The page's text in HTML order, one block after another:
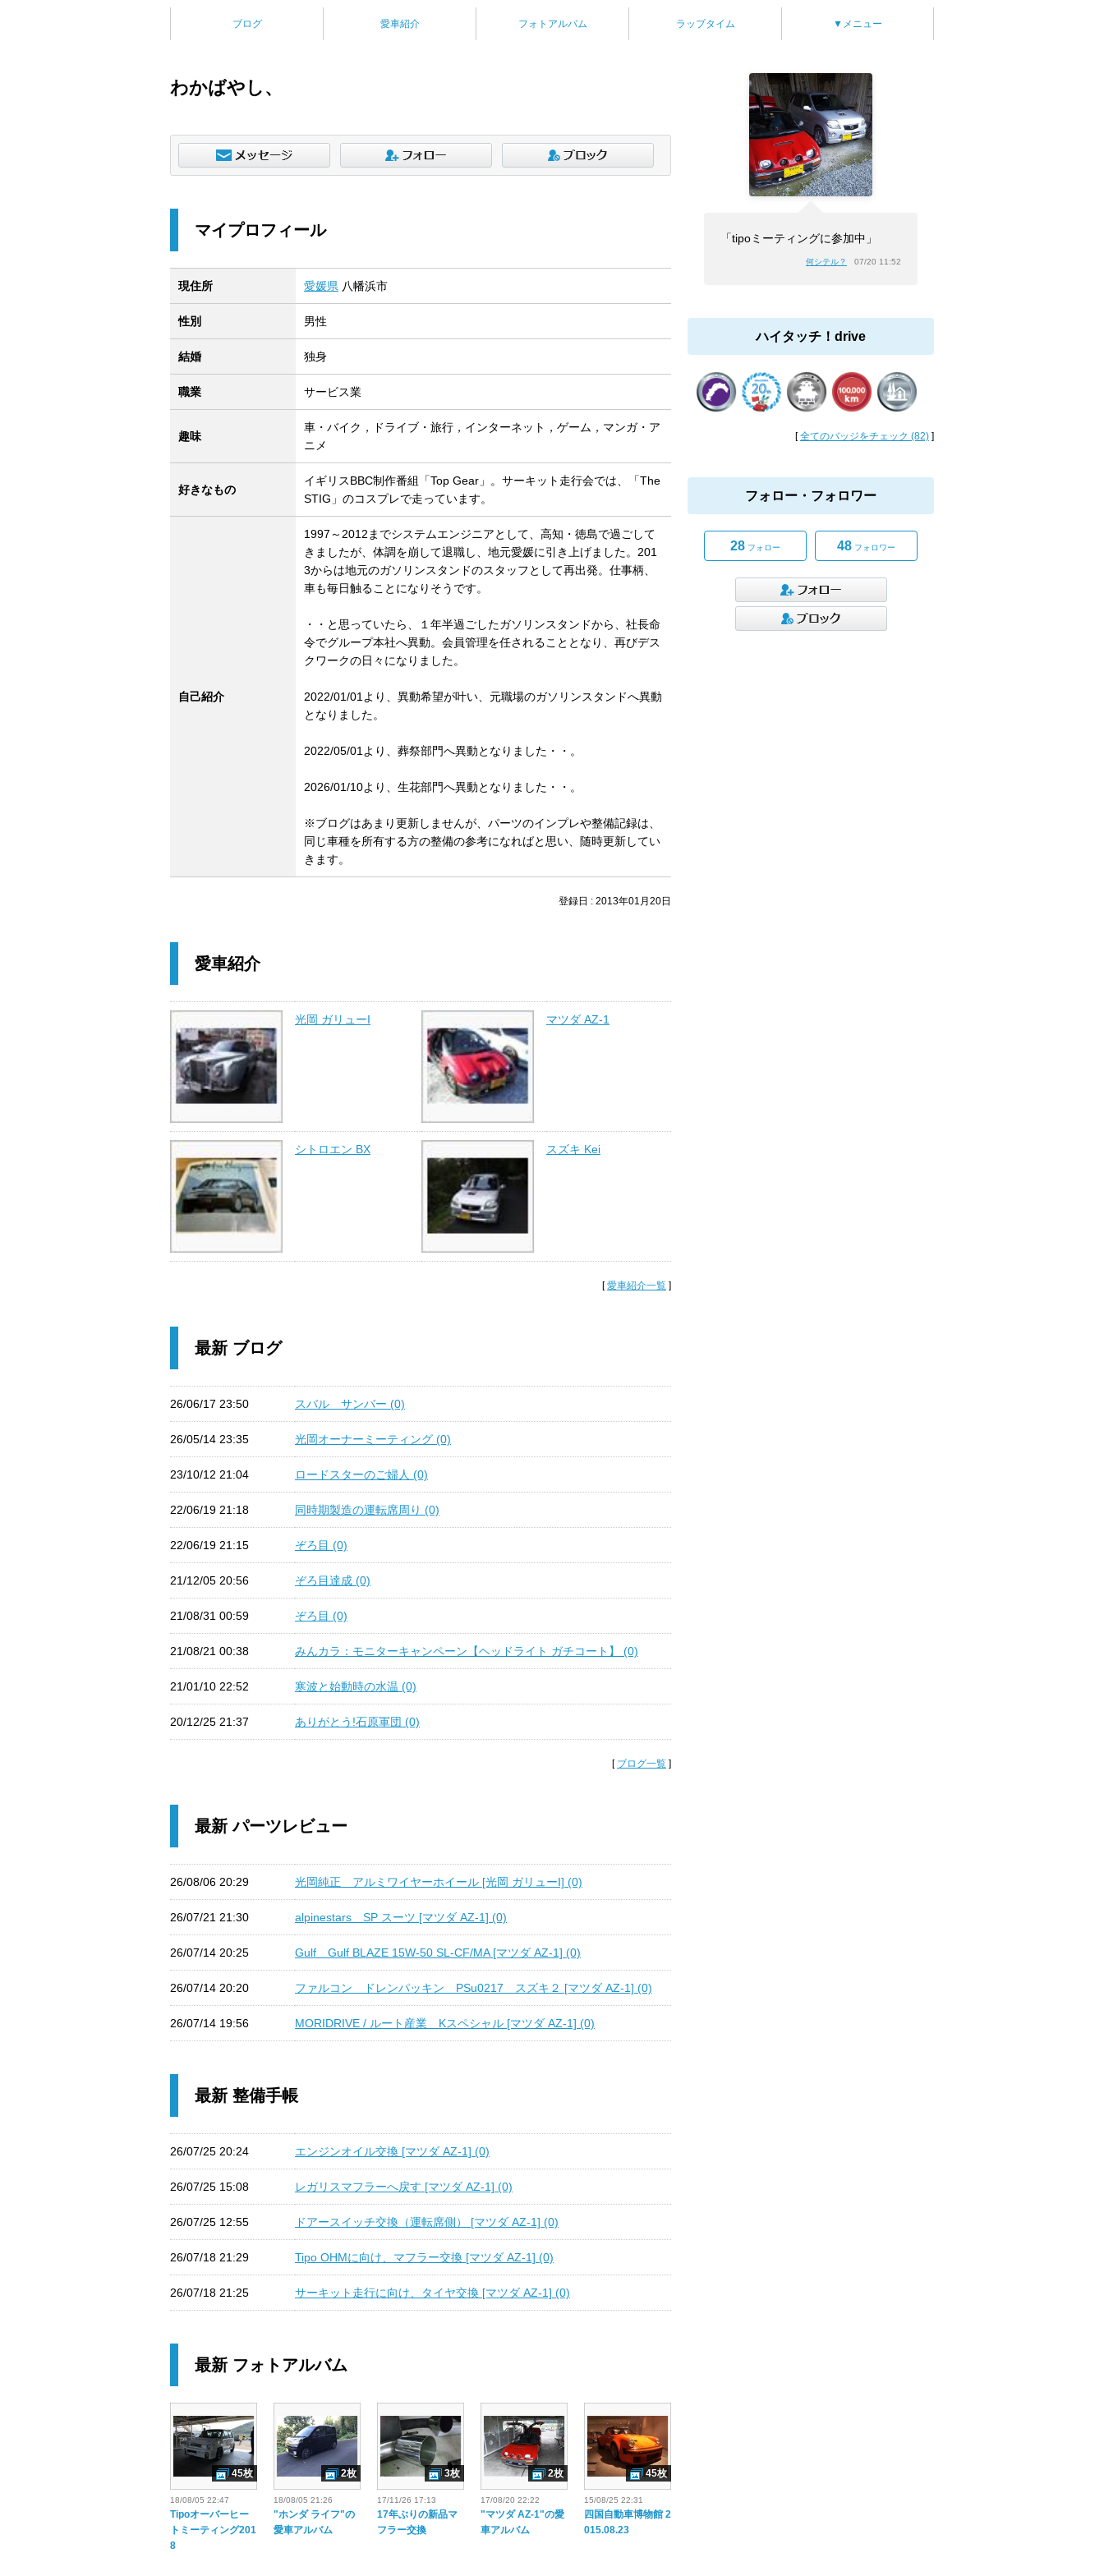
ブログ 愛車紹介 フォトアルバム ラップタイム ▼メニュー
わかばやし、
「tipoミーティングに参加中」
何シテル？ 07/20 11:52
ハイタッチ！drive
[全てのバッジをチェック (82) ]
フォロー・フォロワー
28 フォロー 48 フォロワー
マイプロフィール
現住所 愛媛県 八幡浜市
性別 男性
結婚 独身
職業 サービス業
趣味
車・バイク，ドライブ・旅行，インターネット，ゲーム，マンガ・ア
ニメ
好きなもの
イギリスBBC制作番組「Top Gear」。サーキット走行会では、「The
STIG」のコスプレで走っています。
自己紹介
1997～2012までシステムエンジニアとして、高知・徳島で過ごして
きましたが、体調を崩して退職し、地元愛媛に引き上げました。201
3からは地元のガソリンスタンドのスタッフとして再出発。仕事柄、
車も毎日触ることになりそうです。
・・と思っていたら、１年半過ごしたガソリンスタンドから、社長命
令でグループ本社へ異動。会員管理を任されることとなり、再びデス
クワークの日々になりました。
2022/01/01より、異動希望が叶い、元職場のガソリンスタンドへ異動
となりました。
2022/05/01より、葬祭部門へ異動となりました・・。
2026/01/10より、生花部門へ異動となりました・・。
※ブログはあまり更新しませんが、パーツのインプレや整備記録は、
同じ車種を所有する方の整備の参考になればと思い、随時更新してい
きます。
登録日 : 2013年01月20日
愛車紹介
光岡 ガリューI マツダ AZ-1
シトロエン BX スズキ Kei
[愛車紹介一覧 ]
最新 ブログ
26/06/17 23:50 スバル サンバー (0)
26/05/14 23:35 光岡オーナーミーティング (0)
23/10/12 21:04 ロードスターのご婦人 (0)
22/06/19 21:18 同時期製造の運転席周り (0)
22/06/19 21:15 ぞろ目 (0)
21/12/05 20:56 ぞろ目達成 (0)
21/08/31 00:59 ぞろ目 (0)
21/08/21 00:38 みんカラ：モニターキャンペーン【ヘッドライト ガチコート】 (0)
21/01/10 22:52 寒波と始動時の水温 (0)
20/12/25 21:37 ありがとう!石原軍団 (0)
[ ブログ一覧 ]
最新 パーツレビュー
26/08/06 20:29 光岡純正 アルミワイヤーホイール [光岡 ガリューI] (0)
26/07/21 21:30 alpinestars SP スーツ [マツダ AZ-1] (0)
26/07/14 20:25 Gulf Gulf BLAZE 15W-50 SL-CF/MA [マツダ AZ-1] (0)
26/07/14 20:20 ファルコン ドレンパッキン PSu0217 スズキ２ [マツダ AZ-1] (0)
26/07/14 19:56 MORIDRIVE / ルート産業 Kスペシャル [マツダ AZ-1] (0)
最新 整備手帳
26/07/25 20:24 エンジンオイル交換 [マツダ AZ-1] (0)
26/07/25 15:08 レガリスマフラーへ戻す [マツダ AZ-1] (0)
26/07/25 12:55 ドアースイッチ交換（運転席側） [マツダ AZ-1] (0)
26/07/18 21:29 Tipo OHMに向け、マフラー交換 [マツダ AZ-1] (0)
26/07/18 21:25 サーキット走行に向け、タイヤ交換 [マツダ AZ-1] (0)
最新 フォトアルバム
18/08/05 22:47
Tipoオーバーヒー
トミーティング201
8
45枚
18/08/05 21:26
"ホンダ ライフ"の
愛車アルバム
2枚
17/11/26 17:13
17年ぶりの新品マ
フラー交換
3枚
17/08/20 22:22
"マツダ AZ-1"の愛
車アルバム
2枚
15/08/25 22:31
四国自動車博物館 2
015.08.23
45枚